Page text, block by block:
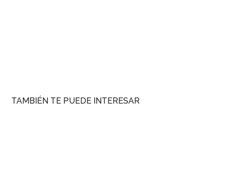
TAMBIÉN TE PUEDE INTERESAR